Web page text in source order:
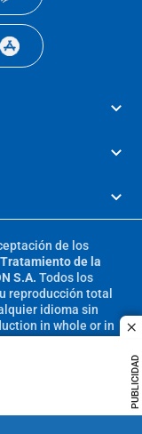
PUBLICIDAD
de los
de la
S.A. Todos los
reproducción total
idioma sin
in whole or in